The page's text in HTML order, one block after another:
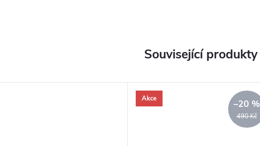
Související produkty
Akce
490 Kč
–20 %